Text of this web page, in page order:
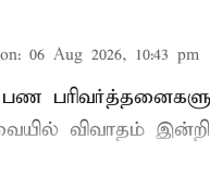
: 06 Aug 2026, 10:43 pm
பண
விவாதம் இன்றி